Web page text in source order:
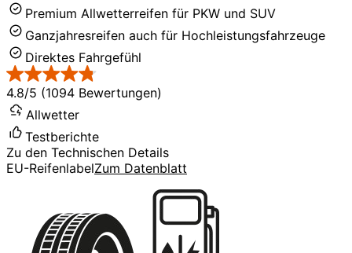
Premium Allwetterreifen für PKW und SUV
Ganzjahresreifen auch für Hochleistungsfahrzeuge
Direktes Fahrgefühl
4.8/5 (1094 Bewertungen)
Allwetter
Testberichte
Zu den Technischen Details
EU-ReifenlabelZum Datenblatt